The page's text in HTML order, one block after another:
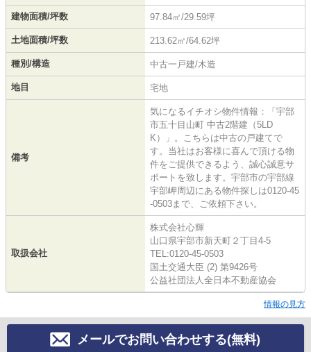
建物面積/坪数 97.84㎡/29.59坪
土地面積/坪数 213.62㎡/64.62坪
種別/構造 中古一戸建/木造
地目 宅地
備考
気になるイチオシ物件情報：「宇部
市五十目山町 中古2階建（5LD
K）」。こちらは中古の戸建てで
す。当社はお客様に喜んで頂ける物
件をご提供できるよう、誠心誠意サ
ポートを致します。宇部市の宇部線
宇部岬周辺にある物件探しは0120-45
-0503まで、ご依頼下さい。
取扱会社
株式会社心輝
山口県宇部市新天町２丁目4-5
TEL:0120-45-0503
国土交通大臣 (2) 第9426号
公益社団法人全日本不動産協会
情報の見方
メールでお問い合わせする(無料)